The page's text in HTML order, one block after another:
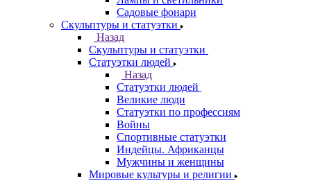
Садовые фонари
Скульптуры и статуэтки
Назад
Скульптуры и статуэтки
Статуэтки людей
Назад
Статуэтки людей
Великие люди
Статуэтки по профессиям
Войны
Спортивные статуэтки
Индейцы. Африканцы
Мужчины и женщины
Мировые культуры и религии